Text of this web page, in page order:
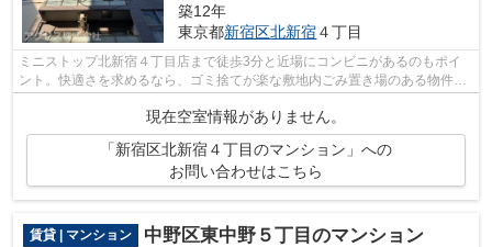
築12年
東京都新宿区北新宿４丁目
ミニストップ北新宿４丁目店まで徒歩3分と近場にコンビニがあるのもポイ
ント。快適さを求めるなら、ゴミ捨てが楽な敷地内ごみ置き場のある物件が
現在空室情報がありません。
「新宿区北新宿４丁目のマンション」への
お問い合わせはこちら
賃貸 | マンション 中野区東中野５丁目のマンション